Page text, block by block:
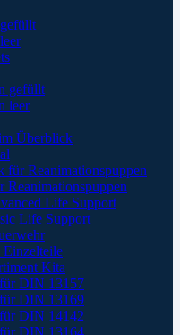
gefüllt
leer
Überblick
für Reanimationspuppen
Reanimationspuppen
Life Support
Life Support
Kita
DIN 13157
DIN 13169
DIN 14142
DIN 13164